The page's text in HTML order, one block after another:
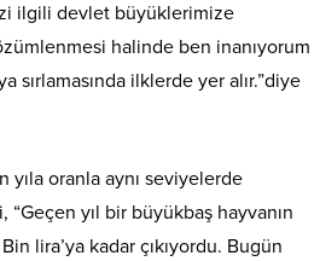
ilgili devlet büyüklerimize
halinde ben inanıyorum
sırlamasında ilklerde yer alır.”diye
yıla oranla aynı seviyelerde
yıl bir büyükbaş hayvanın
lira’ya kadar çıkıyordu. Bugün